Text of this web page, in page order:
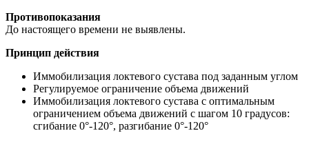
Противопоказания
До настоящего времени не выявлены.
Принцип действия
Иммобилизация локтевого сустава под заданным углом
Регулируемое ограничение объема движений
Иммобилизация локтевого сустава с оптимальным
ограничением объема движений с шагом 10 градусов:
сгибание 0°-120°, разгибание 0°-120°